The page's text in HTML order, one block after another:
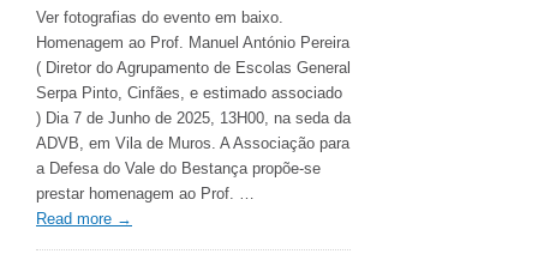
ao
Prof.
Manuel
António
Pereira
Ver fotografias do evento em baixo.
Homenagem ao Prof. Manuel António Pereira
( Diretor do Agrupamento de Escolas General
Serpa Pinto, Cinfães, e estimado associado
) Dia 7 de Junho de 2025, 13H00, na seda da
ADVB, em Vila de Muros. A Associação para
a Defesa do Vale do Bestança propõe-se
prestar homenagem ao Prof. …
Read more →